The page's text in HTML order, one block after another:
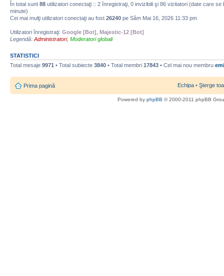
În total sunt 88 utilizatori conectaţi :: 2 înregistraţi, 0 invizibili şi 86 vizitatori (date care
minute)
Cei mai mulţi utilizatori conectaţi au fost 26240 pe Sâm Mai 16, 2026 11:33 pm
Utilizatori înregistraţi: Google [Bot] Majestic-12 [Bot]
Legendă: Administratori, Moderatori globali
STATISTICI
Total mesaje 9971 • Total subiecte 3840 • Total membri 17843 • Cel mai nou membru
Prima pagină Echipa • Şterge
Powered by phpBB © 2000-2011 phpBB